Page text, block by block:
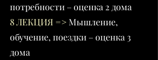
потребности – оценка 2 дома
8 ЛЕКЦИЯ => Мышление,
обучение, поездки – оценка 3
дома